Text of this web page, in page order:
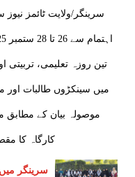
سرینگر/ولایت ٹائمز
تین روزہ تعلیمی، تربیتی
میں سینکڑوں طالبات اور
موصولہ بیان کے مطابق
کارگاہ کا
سرینگر میں